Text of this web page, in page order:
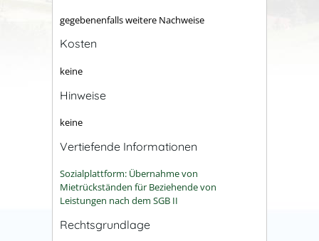
gegebenenfalls weitere Nachweise
Kosten
keine
Hinweise
keine
Vertiefende Informationen
Sozialplattform: Übernahme von
Mietrückständen für Beziehende von
Leistungen nach dem SGB II
Rechtsgrundlage